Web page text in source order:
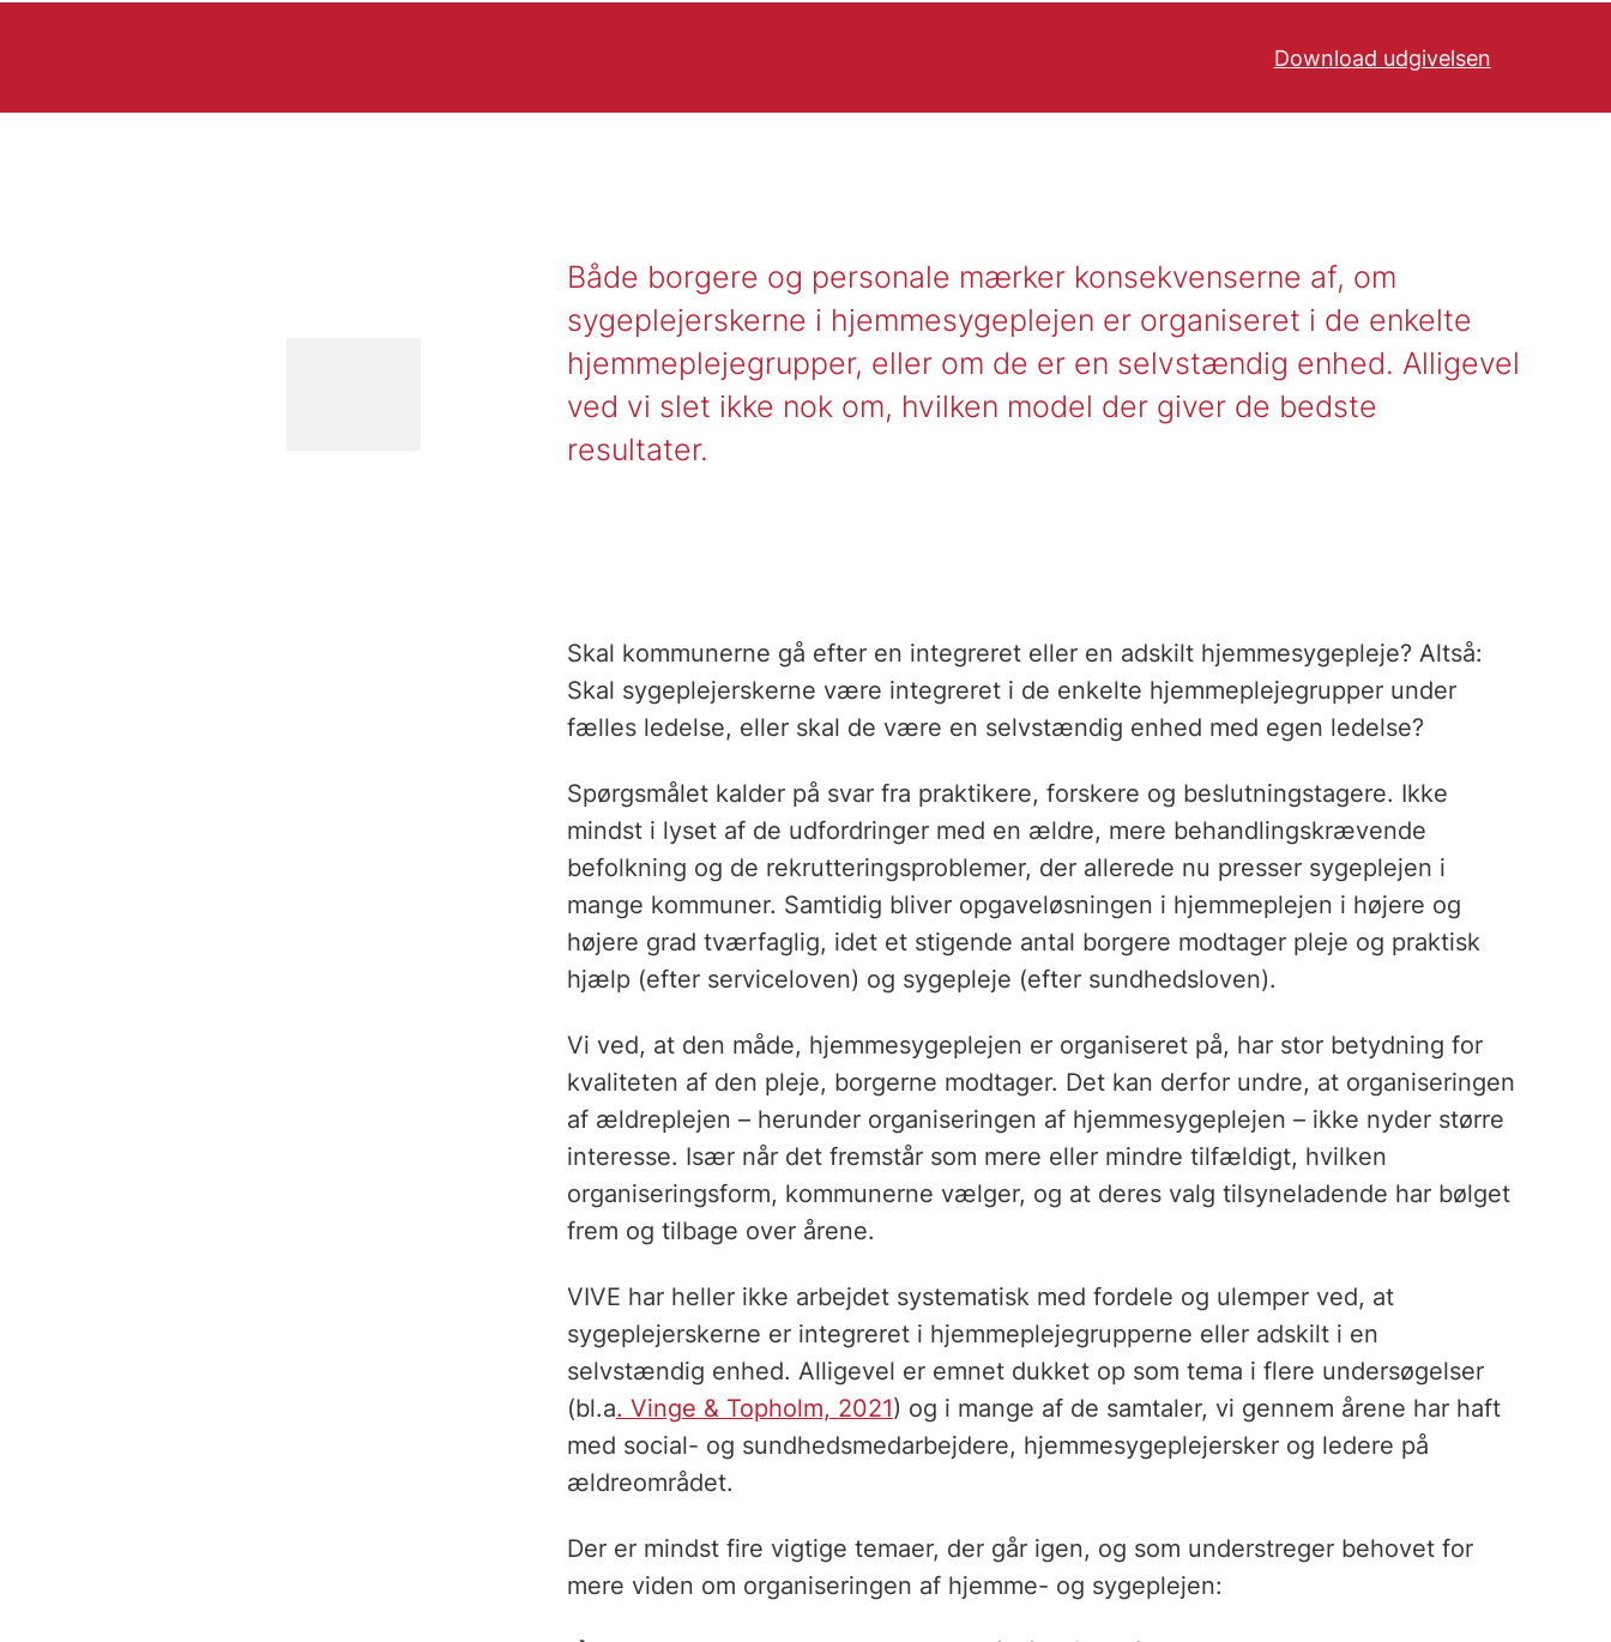
Download udgivelsen
Find blogindlægget
Både borgere og personale mærker konsekvenserne af, om
sygeplejerskerne i hjemmesygeplejen er organiseret i de enkelte
hjemmeplejegrupper, eller om de er en selvstændig enhed. Alligevel
ved vi slet ikke nok om, hvilken model der giver de bedste
resultater.
Skal kommunerne gå efter en integreret eller en adskilt hjemmesygepleje? Altså:
Skal sygeplejerskerne være integreret i de enkelte hjemmeplejegrupper under
fælles ledelse, eller skal de være en selvstændig enhed med egen ledelse?
Spørgsmålet kalder på svar fra praktikere, forskere og beslutningstagere. Ikke
mindst i lyset af de udfordringer med en ældre, mere behandlingskrævende
befolkning og de rekrutteringsproblemer, der allerede nu presser sygeplejen i
mange kommuner. Samtidig bliver opgaveløsningen i hjemmeplejen i højere og
højere grad tværfaglig, idet et stigende antal borgere modtager pleje og praktisk
hjælp (efter serviceloven) og sygepleje (efter sundhedsloven).
Vi ved, at den måde, hjemmesygeplejen er organiseret på, har stor betydning for
kvaliteten af den pleje, borgerne modtager. Det kan derfor undre, at organiseringen
af ældreplejen – herunder organiseringen af hjemmesygeplejen – ikke nyder større
interesse. Især når det fremstår som mere eller mindre tilfældigt, hvilken
organiseringsform, kommunerne vælger, og at deres valg tilsyneladende har bølget
frem og tilbage over årene.
VIVE har heller ikke arbejdet systematisk med fordele og ulemper ved, at
sygeplejerskerne er integreret i hjemmeplejegrupperne eller adskilt i en
selvstændig enhed. Alligevel er emnet dukket op som tema i flere undersøgelser
(bl.a. Vinge & Topholm, 2021) og i mange af de samtaler, vi gennem årene har haft
med social- og sundhedsmedarbejdere, hjemmesygeplejersker og ledere på
ældreområdet.
Der er mindst fire vigtige temaer, der går igen, og som understreger behovet for
mere viden om organiseringen af hjemme- og sygeplejen: